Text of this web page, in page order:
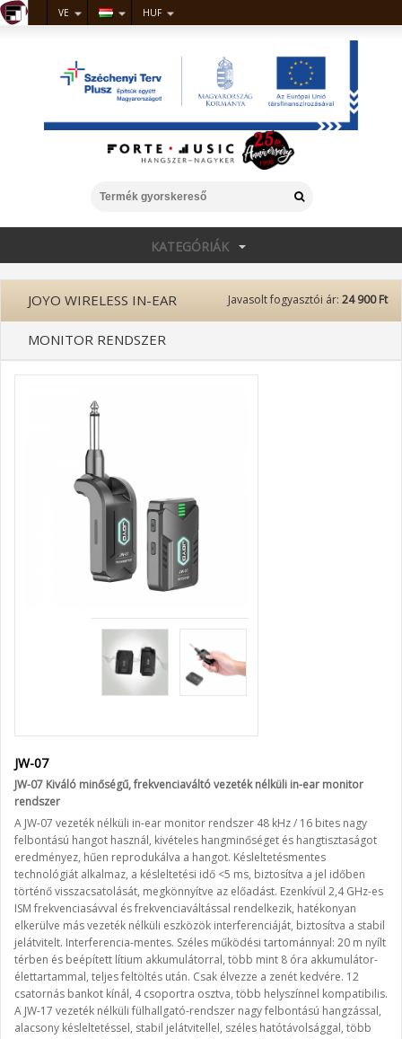
VE HUF
KATEGÓRIÁK
Javasolt fogyasztói ár: 24 900 Ft
JOYO WIRELESS IN-EAR
MONITOR RENDSZER
JW-07
JW-07 Kiváló minőségű, frekvenciaváltó vezeték nélküli in-ear monitor
rendszer
A JW-07 vezeték nélküli in-ear monitor rendszer 48 kHz / 16 bites nagy
felbontású hangot használ, kivételes hangminőséget és hangtisztaságot
eredményez, hűen reprodukálva a hangot. Késleltetésmentes
technológiát alkalmaz, a késleltetési idő <5 ms, biztosítva a jel időben
történő visszacsatolását, megkönnyítve az előadást. Ezenkívül 2,4 GHz-es
ISM frekvenciasávval és frekvenciaváltással rendelkezik, hatékonyan
elkerülve más vezeték nélküli eszközök interferenciáját, biztosítva a stabil
jelátvitelt. Interferencia-mentes. Széles működési tartománnyal: 20 m nyílt
térben és beépített lítium akkumulátorral, több mint 8 óra akkumulátor-
élettartammal, teljes feltöltés után. Csak élvezze a zenét kedvére. 12
csatornás bankot kínál, 4 csoportra osztva, több helyszínnel kompatibilis.
A JW-17 vezeték nélküli fülhallgató-rendszer nagy felbontású hangzással,
alacsony késleltetéssel, stabil jelátvitellel, széles hatótávolsággal, több